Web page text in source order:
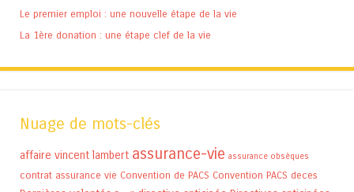
Le premier emploi : une nouvelle étape de la vie
La 1ère donation : une étape clef de la vie
Nuage de mots-clés
affaire vincent lambert assurance-vie assurance obsèques
contrat assurance vie Convention de PACS Convention PACS deces